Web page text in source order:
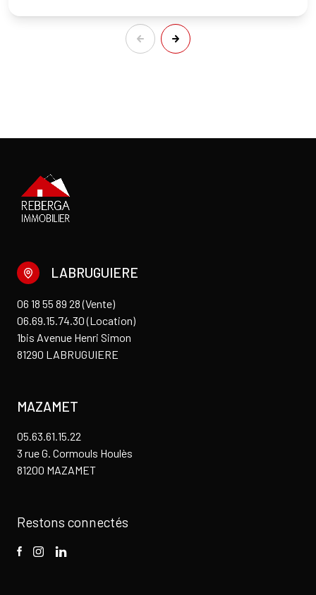
LABRUGUIERE
06 18 55 89 28 (Vente)
06.69.15.74.30 (Location)
1bis Avenue Henri Simon
81290 LABRUGUIERE
MAZAMET
05.63.61.15.22
3 rue G. Cormouls Houlès
81200 MAZAMET
Restons connectés